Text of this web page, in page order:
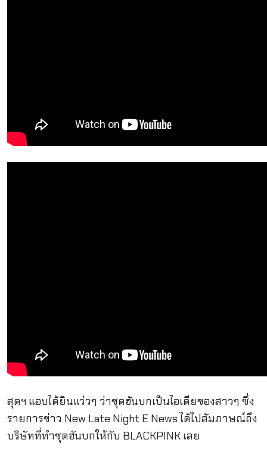
สุดฯ แอบได้ยินแว่วๆ ว่าชุดฮันบกเป็นไอเดียของสาวๆ ซึ่ง
รายการข่าว New Late Night E News ได้ไปสัมภาษณ์ถึง
บริษัทที่ทำชุดฮันบกให้กับ BLACKPINK เลย